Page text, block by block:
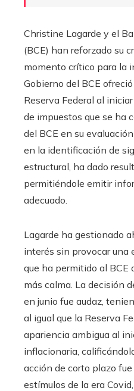
Christine Lagarde y el
(BCE) han reforzado su
momento crítico para la
Gobierno del BCE
Reserva Federal al
de impuestos que se ha
del BCE en su
en la identificación de
estructural, ha dado
permitiéndole emitir
adecuado.
Lagarde ha gestionado
interés sin provocar una
que ha permitido al
más calma. La decisión
en junio fue audaz,
al igual que la Reserva
apariencia ambigua al
inflacionaria,
acción de corto plazo
estímulos de la era